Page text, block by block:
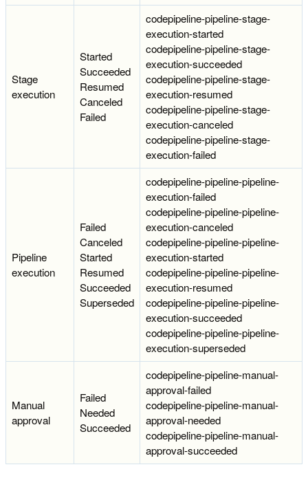
Stage
execution
Started
Succeeded
Resumed
Canceled
Failed
codepipeline-pipeline-stage-
execution-started
codepipeline-pipeline-stage-
execution-succeeded
codepipeline-pipeline-stage-
execution-resumed
codepipeline-pipeline-stage-
execution-canceled
codepipeline-pipeline-stage-
execution-failed
Pipeline
execution
Failed
Canceled
Started
Resumed
Succeeded
Superseded
codepipeline-pipeline-pipeline-
execution-failed
codepipeline-pipeline-pipeline-
execution-canceled
codepipeline-pipeline-pipeline-
execution-started
codepipeline-pipeline-pipeline-
execution-resumed
codepipeline-pipeline-pipeline-
execution-succeeded
codepipeline-pipeline-pipeline-
execution-superseded
Manual
approval
Failed
Needed
Succeeded
codepipeline-pipeline-manual-
approval-failed
codepipeline-pipeline-manual-
approval-needed
codepipeline-pipeline-manual-
approval-succeeded